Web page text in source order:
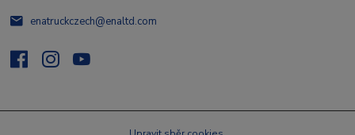
enatruckczech@enaltd.com